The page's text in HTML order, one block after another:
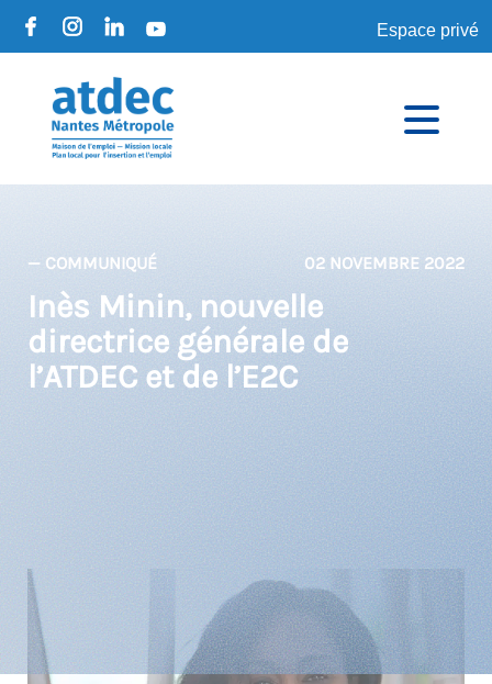
Espace privé
— COMMUNIQUÉ 02 NOVEMBRE 2022
Inès Minin, nouvelle
directrice générale de
l’ATDEC et de l’E2C